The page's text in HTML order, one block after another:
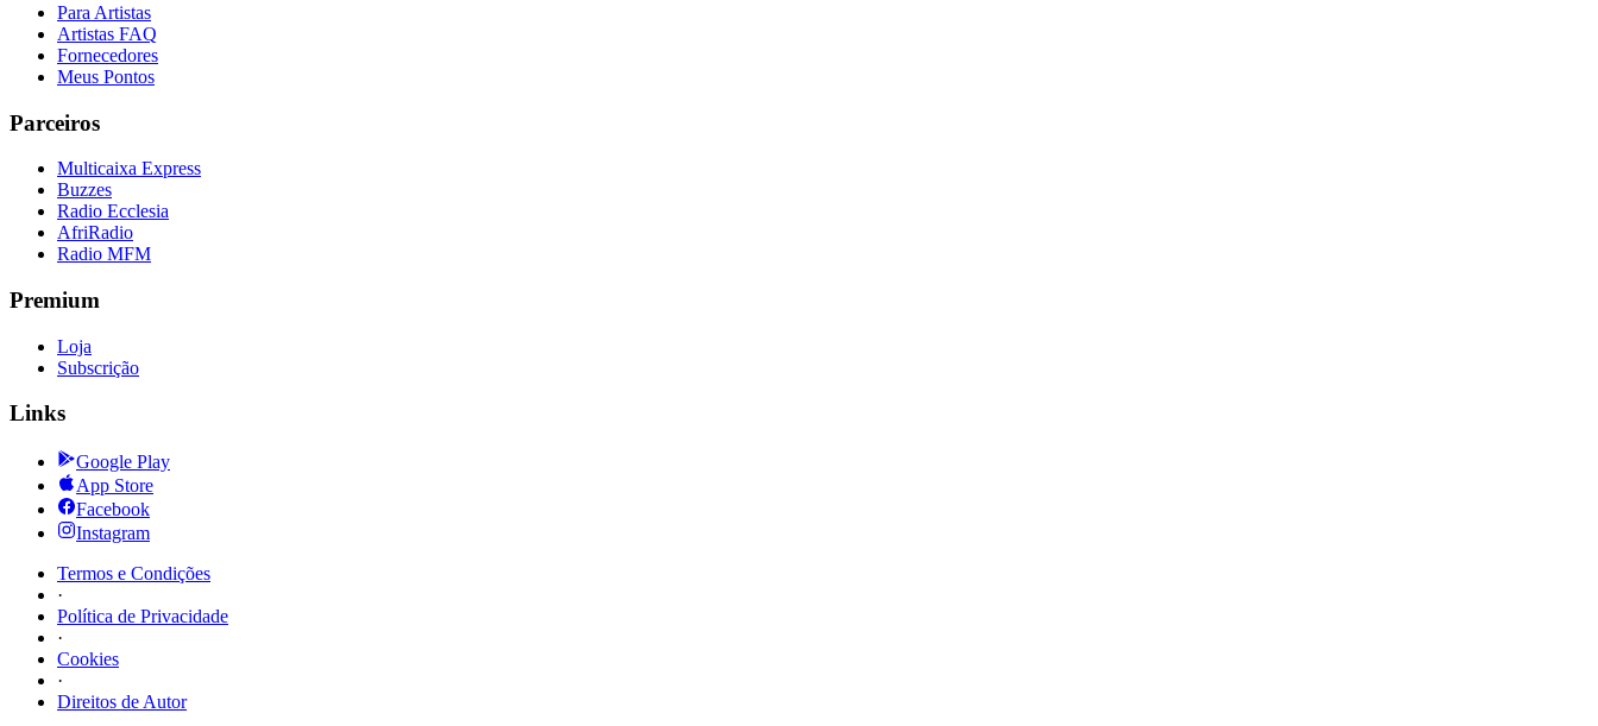
Para Artistas
Artistas FAQ
Fornecedores
Meus Pontos
Parceiros
Multicaixa Express
Buzzes
Radio Ecclesia
AfriRadio
Radio MFM
Premium
Loja
Subscrição
Links
Google Play
App Store
Facebook
Instagram
Termos e Condições
·
Política de Privacidade
·
Cookies
·
Direitos de Autor